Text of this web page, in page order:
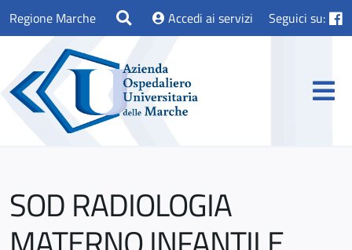
Regione Marche Accedi ai servizi Seguici su:
SOD RADIOLOGIA